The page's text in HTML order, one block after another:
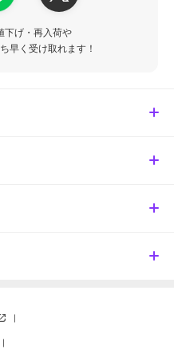
下げ・再入荷や
早く受け取れます！